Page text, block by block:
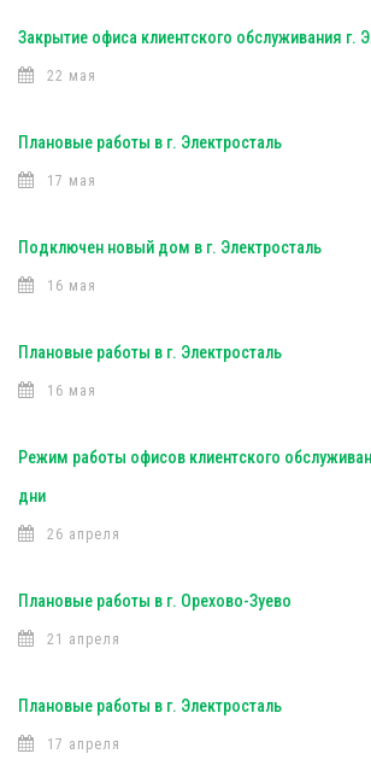
Закрытие офиса клиентского обслуживания г.
22 мая
Плановые работы в г. Электросталь
17 мая
Подключен новый дом в г. Электросталь
16 мая
Плановые работы в г. Электросталь
16 мая
Режим работы офисов клиентского
дни
26 апреля
Плановые работы в г. Орехово-Зуево
21 апреля
Плановые работы в г. Электросталь
17 апреля